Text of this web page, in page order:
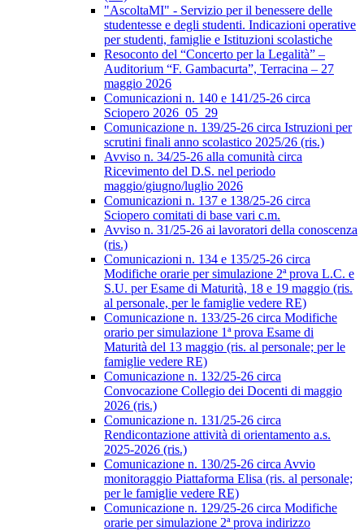
"AscoltaMI" - Servizio per il benessere delle
studentesse e degli studenti. Indicazioni operative
per studenti, famiglie e Istituzioni scolastiche
Resoconto del “Concerto per la Legalità” –
Auditorium “F. Gambacurta”, Terracina – 27
maggio 2026
Comunicazioni n. 140 e 141/25-26 circa
Sciopero 2026_05_29
Comunicazione n. 139/25-26 circa Istruzioni per
scrutini finali anno scolastico 2025/26 (ris.)
Avviso n. 34/25-26 alla comunità circa
Ricevimento del D.S. nel periodo
maggio/giugno/luglio 2026
Comunicazioni n. 137 e 138/25-26 circa
Sciopero comitati di base vari c.m.
Avviso n. 31/25-26 ai lavoratori della conoscenza
(ris.)
Comunicazioni n. 134 e 135/25-26 circa
Modifiche orarie per simulazione 2ª prova L.C. e
S.U. per Esame di Maturità, 18 e 19 maggio (ris.
al personale, per le famiglie vedere RE)
Comunicazione n. 133/25-26 circa Modifiche
orario per simulazione 1ª prova Esame di
Maturità del 13 maggio (ris. al personale; per le
famiglie vedere RE)
Comunicazione n. 132/25-26 circa
Convocazione Collegio dei Docenti di maggio
2026 (ris.)
Comunicazione n. 131/25-26 circa
Rendicontazione attività di orientamento a.s.
2025-2026 (ris.)
Comunicazione n. 130/25-26 circa Avvio
monitoraggio Piattaforma Elisa (ris. al personale;
per le famiglie vedere RE)
Comunicazione n. 129/25-26 circa Modifiche
orarie per simulazione 2ª prova indirizzo